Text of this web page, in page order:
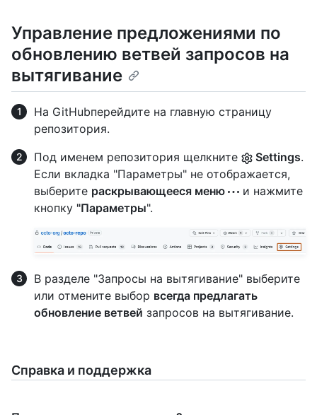
Управление предложениями по
обновлению ветвей запросов на
вытягивание
На GitHubперейдите на главную страницу
репозитория.
Под именем репозитория щелкните
Settings.
Если вкладка "Параметры" не отображается,
выберите раскрывающееся меню
и нажмите
кнопку "Параметры".
В разделе "Запросы на вытягивание" выберите
или отмените выбор всегда предлагать
обновление ветвей запросов на вытягивание.
Справка и поддержка